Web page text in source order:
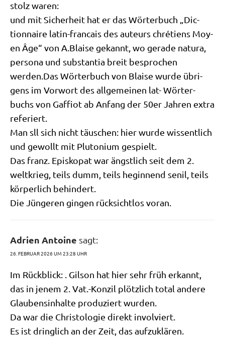
stolz waren:
und mit Sicher­heit hat er das Wör­ter­buch „Dic­
tion­n­aire latin-fran­cais des auteurs chré­ti­ens Moy­
en Âge“ von A.Blaise gekannt, wo gera­de natu­ra,
per­so­na und sub­stan­tia breit bespro­chen
werden.Das Wör­ter­buch von Blai­se wur­de übri­
gens im Vor­wort des all­ge­mei­nen lat- Wör­ter­
buchs von Gaf­fi­ot ab Anfang der 50er Jah­ren extra
referiert.
Man sll sich nicht täu­schen: hier wur­de wis­sent­lich
und gewollt mit Plu­to­ni­um gespielt.
Das franz. Epi­sko­pat war ängst­lich seit dem 2.
welt­krieg, teils dumm, teils hegin­nend senil, teils
kör­per­lich behindert.
Die Jün­ge­ren gin­gen rück­sicht­los voran.
Adrien Antoine sagt:
26. FEBRUAR 2026 UM 23:28 UHR
Im Rück­blick: . Gil­son hat hier sehr früh erkannt,
das in jenem 2. Vat.-Konzil plötz­lich total ande­re
Glau­bens­in­hal­te pro­du­ziert wurden.
Da war die Chri­sto­lo­gie direkt involviert.
Es ist dring­lich an der Zeit, das aufzuklären.